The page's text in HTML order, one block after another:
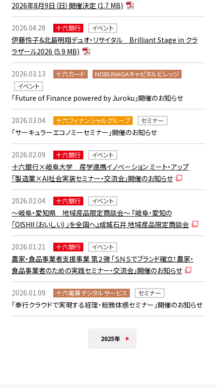
2026年8月9日（日）開催決定 (1.7 MB)
2026.04.28 十六銀行 イベント
伊藤怜子＆北島明翔デュオ・リサイタル Brilliant Stage in クラ
ラザール2026 (5.9 MB)
2026.03.13 十六カード
NOBUNAGAキャピタルビレッジ
イベント
「Future of Finance powered by Juroku」開催のお知らせ
2026.03.04 十六フィナンシャルグループ セミナー
「サーキュラーエコノミーセミナー」開催のお知らせ
2026.02.09 十六銀行 イベント
十六銀行×岐阜大学 産学連携イノベーション ミート・アップ
「製造業×AI社会実装セミナー・交流会」開催のお知らせ
2026.02.04 十六銀行 イベント
～岐阜・愛知県 地域産品限定商談会～ 『岐阜・愛知の
「OISHII（おいしい）」を全国へ』成城石井 地域産品限定商談会
2026.01.21 十六銀行 イベント
農家・食品事業者支援事業 第２弾 「ＳＮＳでブランド確立！農家・
食品事業者のための実践セミナー・交流会」開催のお知らせ
2026.01.09 十六電算デジタルサービス セミナー
「奉行クラウドで実現する経理・総務体感セミナー」開催のお知らせ
2025年